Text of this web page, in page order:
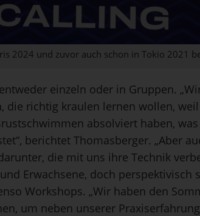
2024 und zuvor auch schon in Tokio 2021
einzeln oder in Gruppen.
die richtig kraulen lernen wollen,
absolviert haben,
berichtet Thomasberger. „Aber
die mit uns ihre Technik
Erwachsene, doch perspektivisch
Workshops. „Wir haben den
um neben unserer